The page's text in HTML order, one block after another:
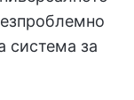
система за